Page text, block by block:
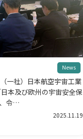
News
一社）日本航空宇宙工業
本及び欧州の宇宙安全保
令…
2025.11.19